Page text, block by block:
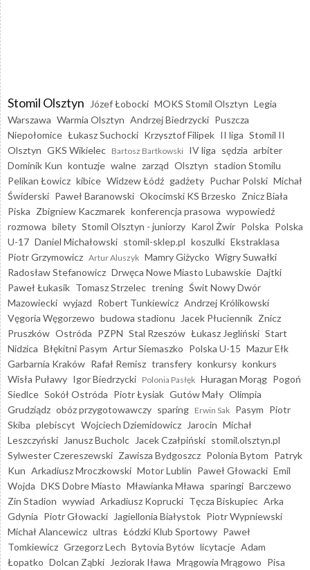
Stomil Olsztyn Józef Łobocki MOKS Stomil Olsztyn Legia
Warszawa Warmia Olsztyn Andrzej Biedrzycki Puszcza
Niepołomice Łukasz Suchocki Krzysztof Filipek II liga Stomil II
Olsztyn GKS Wikielec Bartosz Bartkowski IV liga sędzia arbiter
Dominik Kun kontuzje walne zarząd Olsztyn stadion Stomilu
Pelikan Łowicz kibice Widzew Łódź gadżety Puchar Polski Michał
Świderski Paweł Baranowski Okocimski KS Brzesko Znicz Biała
Piska Zbigniew Kaczmarek konferencja prasowa wypowiedź
rozmowa bilety Stomil Olsztyn - juniorzy Karol Żwir Polska Polska
U-17 Daniel Michałowski stomil-sklep.pl koszulki Ekstraklasa
Piotr Grzymowicz Artur Aluszyk Mamry Giżycko Wigry Suwałki
Radosław Stefanowicz Drwęca Nowe Miasto Lubawskie Dajtki
Paweł Łukasik Tomasz Strzelec trening Świt Nowy Dwór
Mazowiecki wyjazd Robert Tunkiewicz Andrzej Królikowski
Vęgoria Węgorzewo budowa stadionu Jacek Płuciennik Znicz
Pruszków Ostróda PZPN Stal Rzeszów Łukasz Jegliński Start
Nidzica Błękitni Pasym Artur Siemaszko Polska U-15 Mazur Ełk
Garbarnia Kraków Rafał Remisz transfery konkursy konkurs
Wisła Puławy Igor Biedrzycki Polonia Pasłęk Huragan Morąg Pogoń
Siedlce Sokół Ostróda Piotr Łysiak Gutów Mały Olimpia
Grudziądz obóz przygotowawczy sparing Erwin Sak Pasym Piotr
Skiba plebiscyt Wojciech Dziemidowicz Jarocin Michał
Leszczyński
Janusz Bucholc Jacek Czałpiński stomil.olsztyn.pl
Sylwester Czereszewski Zawisza Bydgoszcz Polonia Bytom Patryk
Kun Arkadiusz Mroczkowski Motor Lublin Paweł Głowacki Emil
Wojda DKS Dobre Miasto Mławianka Mława sparingi Barczewo
Zin Stadion wywiad Arkadiusz Koprucki Tęcza Biskupiec Arka
Gdynia Piotr Głowacki Jagiellonia Białystok Piotr Wypniewski
Michał Alancewicz ultras Łódzki Klub Sportowy Paweł
Tomkiewicz Grzegorz Lech Bytovia Bytów licytacje Adam
Łopatko Dolcan Ząbki Jeziorak Iława Mrągowia Mrągowo Pisa